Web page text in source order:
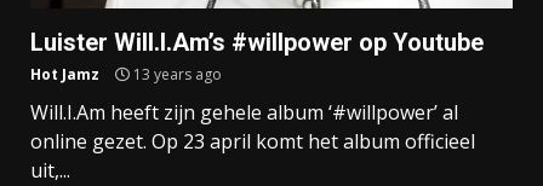
Luister Will.I.Am’s #willpower op Youtube
Hot Jamz 13 years ago
Will.I.Am heeft zijn gehele album ‘#willpower’ al
online gezet. Op 23 april komt het album officieel
uit,...